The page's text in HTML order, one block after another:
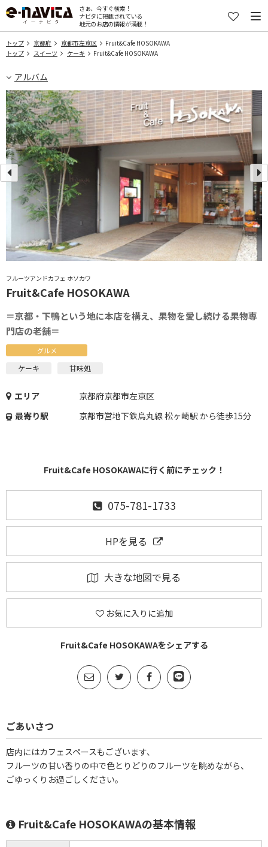
さぁ、今すぐ検索！
ナビタに掲載されている
地元のお店の情報が満載！
トップ 京都府 京都市左京区
Fruit&Cafe HOSOKAWA
トップ
スイーツ ケーキ Fruit&Cafe HOSOKAWA
アルバム
フルーツアンドカフェ ホソカワ
Fruit&Cafe HOSOKAWA
＝京都・下鴨という地に本店を構え、果物を愛し続ける果物専
門店の老舗＝
グルメ
ケーキ 甘味処
エリア
京都府京都市左京区
最寄り駅
京都市営地下鉄烏丸線 松ヶ崎駅 から徒歩15分
Fruit&Cafe HOSOKAWAに行く前にチェック！
075-781-1733
HPを見る
大きな地図で見る
お気に入りに追加
Fruit&Cafe HOSOKAWAをシェアする
ごあいさつ
店内にはカフェスペースもございます、
フルーツの甘い香りの中で色とりどりのフルーツを眺めながら、
ごゆっくりお過ごしください。
Fruit&Cafe HOSOKAWAの基本情報